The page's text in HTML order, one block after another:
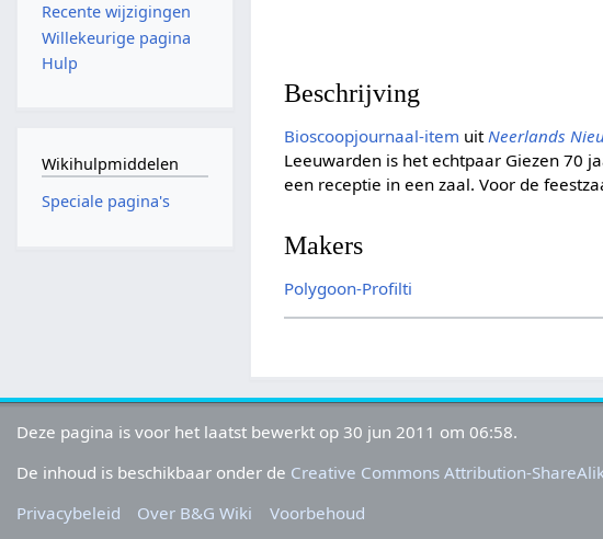
Beschrijving
Bioscoopjournaal-item uitNeerlands
Leeuwarden is het echtpaar Giezen 70
een receptie in een zaal. Voor de
Makers
Polygoon-Profilti
Recente wijzigingen
Willekeurige pagina
Hulp
Wikihulpmiddelen
Speciale pagina's
Deze pagina is voor het laatst bewerkt op 30 jun 2011 om 06:58.
De inhoud is beschikbaar onder de Creative Commons Attribution-
Privacybeleid
Over B&G Wiki Voorbehoud